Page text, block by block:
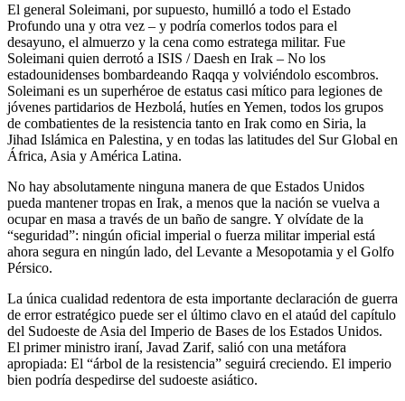
El general Soleimani, por supuesto, humilló a todo el Estado
Profundo una y otra vez – y podría comerlos todos para el
desayuno, el almuerzo y la cena como estratega militar. Fue
Soleimani quien derrotó a ISIS / Daesh en Irak – No los
estadounidenses bombardeando Raqqa y volviéndolo escombros.
Soleimani es un superhéroe de estatus casi mítico para legiones de
jóvenes partidarios de Hezbolá, hutíes en Yemen, todos los grupos
de combatientes de la resistencia tanto en Irak como en Siria, la
Jihad Islámica en Palestina, y en todas las latitudes del Sur Global en
África, Asia y América Latina.
No hay absolutamente ninguna manera de que Estados Unidos
pueda mantener tropas en Irak, a menos que la nación se vuelva a
ocupar en masa a través de un baño de sangre. Y olvídate de la
“seguridad”: ningún oficial imperial o fuerza militar imperial está
ahora segura en ningún lado, del Levante a Mesopotamia y el Golfo
Pérsico.
La única cualidad redentora de esta importante declaración de guerra
de error estratégico puede ser el último clavo en el ataúd del capítulo
del Sudoeste de Asia del Imperio de Bases de los Estados Unidos.
El primer ministro iraní, Javad Zarif, salió con una metáfora
apropiada: El “árbol de la resistencia” seguirá creciendo. El imperio
bien podría despedirse del sudoeste asiático.